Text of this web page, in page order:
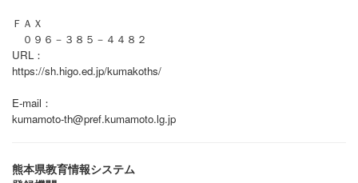
ＦＡＸ
０９６－３８５－４４８２
URL：
https://sh.higo.ed.jp/kumakoths/
E-mail：
kumamoto-th@pref.kumamoto.lg.jp
熊本県教育情報システム